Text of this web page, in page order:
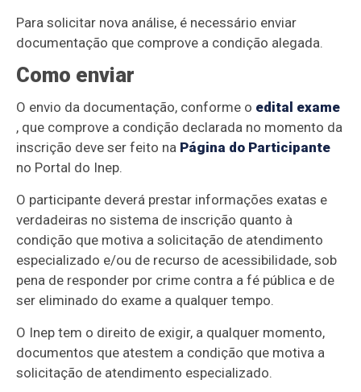
Para solicitar nova análise, é necessário enviar
documentação que comprove a condição alegada.
Como enviar
O envio da documentação, conforme o edital exame
, que comprove a condição declarada no momento da
inscrição deve ser feito na Página do Participante
no Portal do Inep.
O participante deverá prestar informações exatas e
verdadeiras no sistema de inscrição quanto à
condição que motiva a solicitação de atendimento
especializado e/ou de recurso de acessibilidade, sob
pena de responder por crime contra a fé pública e de
ser eliminado do exame a qualquer tempo.
O Inep tem o direito de exigir, a qualquer momento,
documentos que atestem a condição que motiva a
solicitação de atendimento especializado.